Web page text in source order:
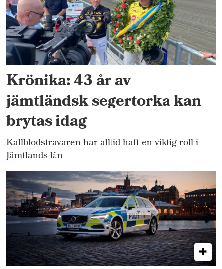
Krönika: 43 år av
jämtländsk segertorka kan
brytas idag
Kallblodstravaren har alltid haft en viktig roll i
Jämtlands län